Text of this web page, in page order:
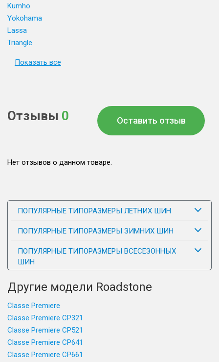
Kumho
Yokohama
Lassa
Triangle
Показать все
Отзывы 0 Оставить отзыв
Нет отзывов о данном товаре.
ПОПУЛЯРНЫЕ ТИПОРАЗМЕРЫ ЛЕТНИХ ШИН
ПОПУЛЯРНЫЕ ТИПОРАЗМЕРЫ ЗИМНИХ ШИН
ПОПУЛЯРНЫЕ ТИПОРАЗМЕРЫ ВСЕСЕЗОННЫХ
ШИН
Другие модели Roadstone
Classe Premiere
Classe Premiere CP321
Classe Premiere CP521
Classe Premiere CP641
Classe Premiere CP661